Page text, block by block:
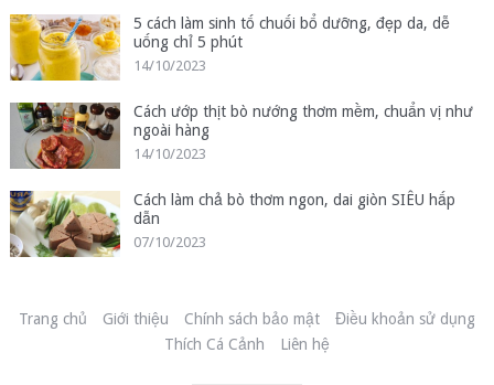
5 cách làm sinh tố chuối bổ dưỡng, đẹp da, dễ
uống chỉ 5 phút
14/10/2023
Cách ướp thịt bò nướng thơm mềm, chuẩn vị như
ngoài hàng
14/10/2023
Cách làm chả bò thơm ngon, dai giòn SIÊU hấp
dẫn
07/10/2023
Trang chủ Giới thiệu Chính sách bảo mật
Điều khoản sử dụng
Thích Cá Cảnh
Liên hệ